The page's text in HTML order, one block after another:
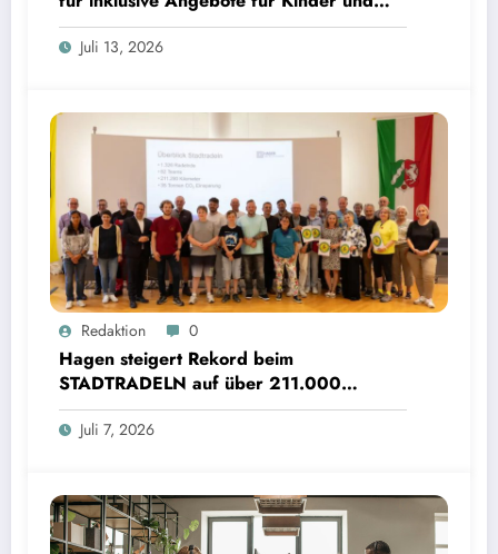
Jugendliche
Juli 13, 2026
Redaktion 0
Hagen steigert Rekord beim
STADTRADELN auf über 211.000
Kilometer und spart 35 Tonnen CO2
Juli 7, 2026